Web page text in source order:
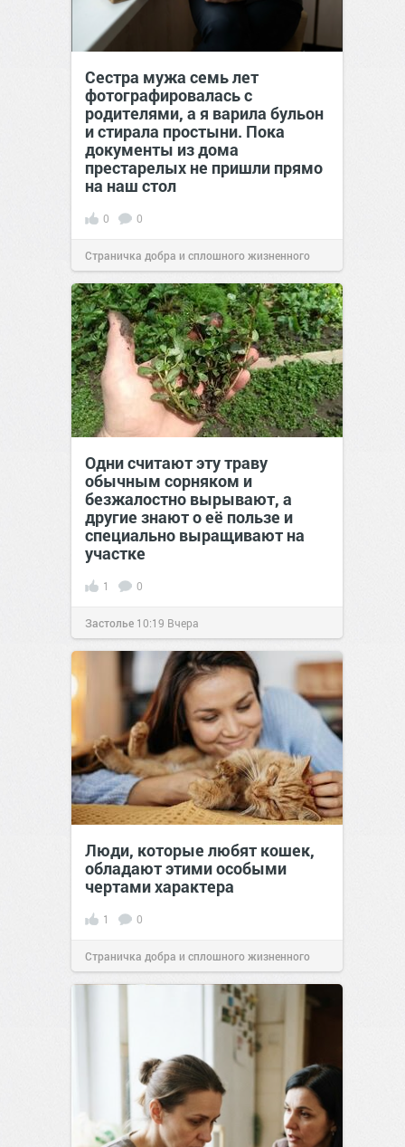
Сестра мужа семь лет
фотографировалась с
родителями, а я варила бульон
и стирала простыни. Пока
документы из дома
престарелых не пришли прямо
на наш стол
0 0
Страничка добра и сплошного жизненного
позитива!00:29Вчера
Одни считают эту траву
обычным сорняком и
безжалостно вырывают, а
другие знают о её пользе и
специально выращивают на
участке
1 0
Застолье 10:19 Вчера
Люди, которые любят кошек,
обладают этими особыми
чертами характера
1 0
Страничка добра и сплошного жизненного
позитива! 10:38Вчера